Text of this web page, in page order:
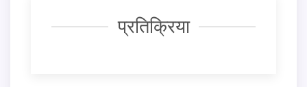
प्रतिक्रिया